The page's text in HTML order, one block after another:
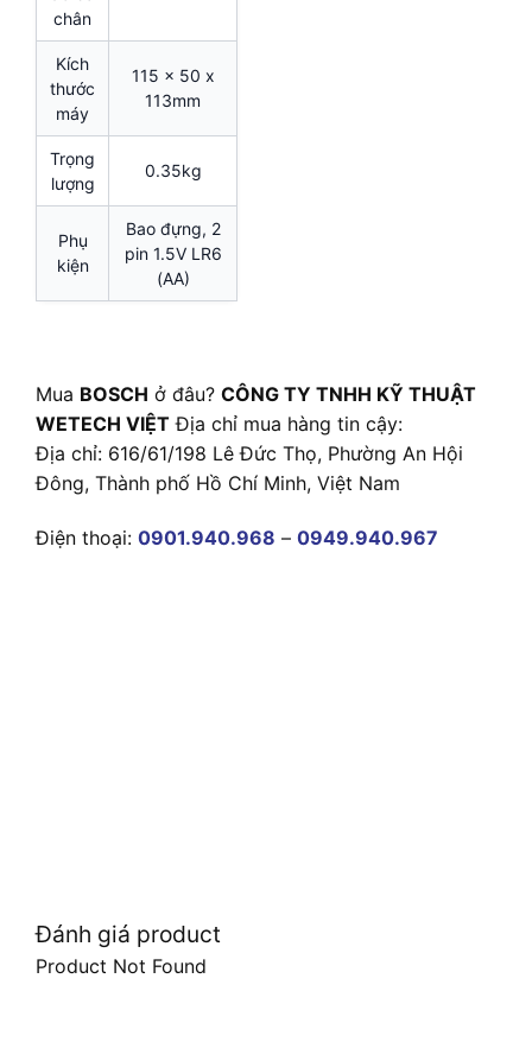
chân
Kích
thước
máy
115 x 50 x
113mm
Trọng
lượng
0.35kg
Phụ
kiện
Bao đựng, 2
pin 1.5V LR6
(AA)
Mua BOSCH ở đâu? CÔNG TY TNHH KỸ THUẬT
WETECH VIỆT Địa chỉ mua hàng tin cậy:
Địa chỉ: 616/61/198 Lê Đức Thọ, Phường An Hội
Đông, Thành phố Hồ Chí Minh, Việt Nam
Điện thoại: 0901.940.968 – 0949.940.967
Đánh giá product
Product Not Found